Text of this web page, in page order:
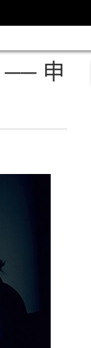
── 申